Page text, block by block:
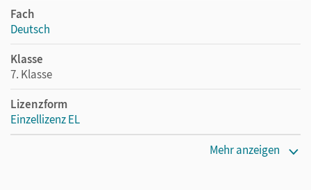
Fach
Deutsch
Klasse
7. Klasse
Lizenzform
Einzellizenz EL
Mehr anzeigen